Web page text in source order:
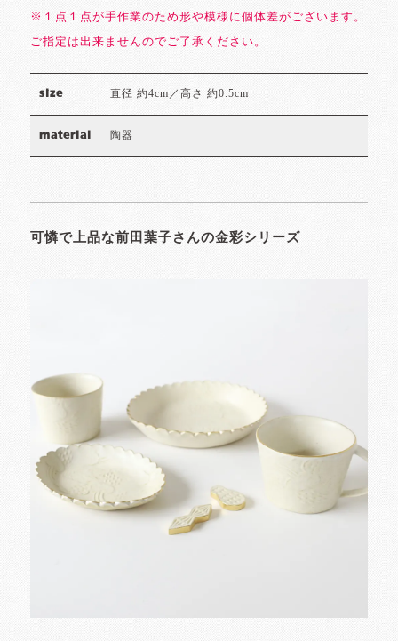
※１点１点が手作業のため形や模様に個体差がございます。
ご指定は出来ませんのでご了承ください。
size 直径 約4cm／高さ 約0.5cm
material 陶器
可憐で上品な前田葉子さんの金彩シリーズ